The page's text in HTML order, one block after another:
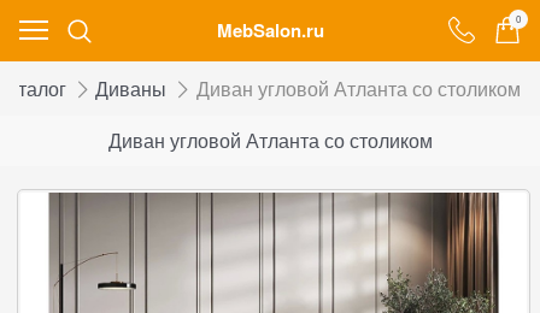
MebSalon.ru 0
Диваны
Диван угловой Атланта со столиком
Диван угловой Атланта со столиком